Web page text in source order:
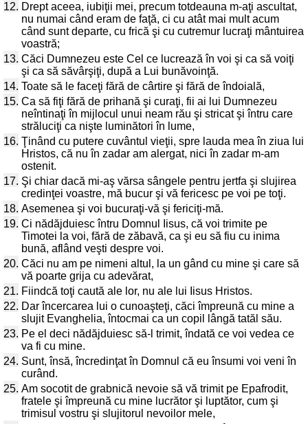
12. Drept aceea, iubiţii mei, precum totdeauna m-aţi ascultat,
nu numai când eram de faţă, ci cu atât mai mult acum
când sunt departe, cu frică şi cu cutremur lucraţi mântuirea
voastră;
13. Căci Dumnezeu este Cel ce lucrează în voi şi ca să voiţi
şi ca să săvârşiţi, după a Lui bunăvoinţă.
14. Toate să le faceţi fără de cârtire şi fără de îndoială,
15. Ca să fiţi fără de prihană şi curaţi, fii ai lui Dumnezeu
neîntinaţi în mijlocul unui neam rău şi stricat şi întru care
străluciţi ca nişte luminători în lume,
16. Ţinând cu putere cuvântul vieţii, spre lauda mea în ziua lui
Hristos, că nu în zadar am alergat, nici în zadar m-am
ostenit.
17. Şi chiar dacă mi-aş vărsa sângele pentru jertfa şi slujirea
credinţei voastre, mă bucur şi vă fericesc pe voi pe toţi.
18. Asemenea şi voi bucuraţi-vă şi fericiţi-mă.
19. Ci nădăjduiesc întru Domnul Iisus, că voi trimite pe
Timotei la voi, fără de zăbavă, ca şi eu să fiu cu inima
bună, aflând veşti despre voi.
20. Căci nu am pe nimeni altul, la un gând cu mine şi care să
vă poarte grija cu adevărat,
21. Fiindcă toţi caută ale lor, nu ale lui Iisus Hristos.
22. Dar încercarea lui o cunoaşteţi, căci împreună cu mine a
slujit Evanghelia, întocmai ca un copil lângă tatăl său.
23. Pe el deci nădăjduiesc să-l trimit, îndată ce voi vedea ce
va fi cu mine.
24. Sunt, însă, încredinţat în Domnul că eu însumi voi veni în
curând.
25. Am socotit de grabnică nevoie să vă trimit pe Epafrodit,
fratele şi împreună cu mine lucrător şi luptător, cum şi
trimisul vostru şi slujitorul nevoilor mele,